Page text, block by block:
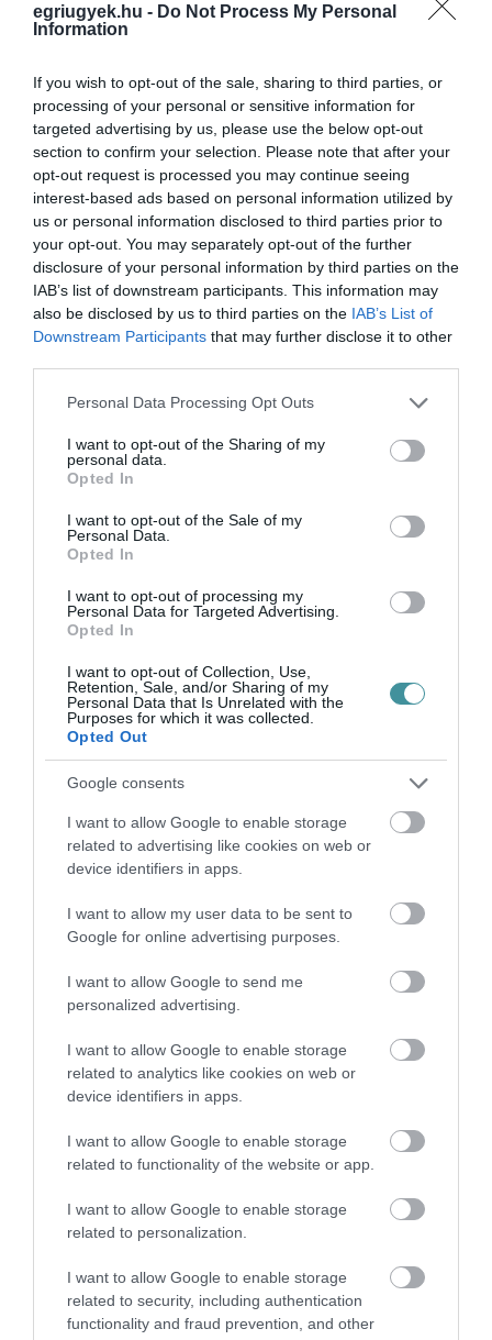
egriugyek.hu - Do Not Process My Personal
Information
If you wish to opt-out of the sale, sharing to third parties, or
processing of your personal or sensitive information for
targeted advertising by us, please use the below opt-out
section to confirm your selection. Please note that after your
opt-out request is processed you may continue seeing
interest-based ads based on personal information utilized by
us or personal information disclosed to third parties prior to
your opt-out. You may separately opt-out of the further
disclosure of your personal information by third parties on the
IAB’s list of downstream participants. This information may
also be disclosed by us to third parties on the IAB’s List of
Downstream Participants that may further disclose it to other
Please note that this website/app uses one or more Google
not limited to your visit or usage behaviour. You may click to
grant or deny consent to Google and its third-party tags to
use your data for below specified purposes in below Google
consent section.
Personal Data Processing Opt Outs
I want to opt-out of the Sharing of my
personal data.
Opted In
I want to opt-out of the Sale of my
Personal Data.
Opted In
I want to opt-out of processing my
Personal Data for Targeted Advertising.
Opted In
I want to opt-out of Collection, Use,
Retention, Sale, and/or Sharing of my
Personal Data that Is Unrelated with the
Purposes for which it was collected.
Opted Out
Google consents
I want to allow Google to enable storage
related to advertising like cookies on web or
device identifiers in apps.
I want to allow my user data to be sent to
Google for online advertising purposes.
I want to allow Google to send me
personalized advertising.
I want to allow Google to enable storage
related to analytics like cookies on web or
device identifiers in apps.
I want to allow Google to enable storage
related to functionality of the website or app.
I want to allow Google to enable storage
related to personalization.
I want to allow Google to enable storage
related to security, including authentication
functionality and fraud prevention, and other
Legfrissebb híreink
ORBÁN EGYKORI VÍZÜGYI ÁLLAMTITKÁRA
IS ELLENTMONDOTT A VOL...
2026. augusztus 09| Mindenki ügye
KIHÍVÁSOK A KARRIER KE...
2026. augusztus 09
2026. augusztus 08 Mindenki ügye
BAKA ANDRÁST JELÖLI KÖZTÁRSASÁGI
2026. augusztus 08
ÚJ MAGYAR KÜLÜGYI STRATÉGIA KÉSZÜL,
TELJES SZAKÍTÁS JÖN A...
AMIKÉRT ÉRDEMES MEGNÉZNI
2026. augusztus 08|Promóció
TELJESEN ÚJRAINDUL A P...
2026. augusztus 07|Mindenki ügye
TANULJ NÉMETÜL OTTHONRÓL: A
2026. augusztus 07 Promóció
ÚJRAINDULNAK A KORÁBBAN
LEÁLLÍTOTT SZOLGÁLTATÁSOK AZ EGRI...
2026. augusztus 07|Eger ügye